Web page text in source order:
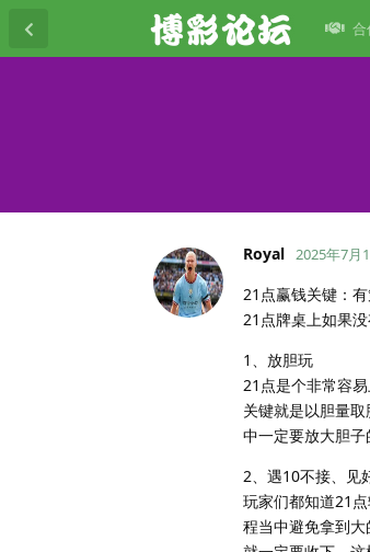
合
Royal 2025年7月
21点赢钱关键：
21点牌桌上如果
1、放胆玩
21点是个非常容
关键就是以胆量
中一定要放大胆子
2、遇10不接、见
玩家们都知道21
程当中避免拿到